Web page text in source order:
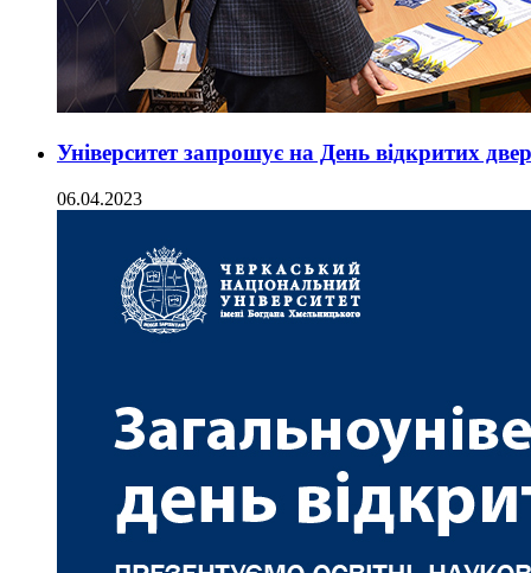
Університет запрошує на День відкритих
06.04.2023